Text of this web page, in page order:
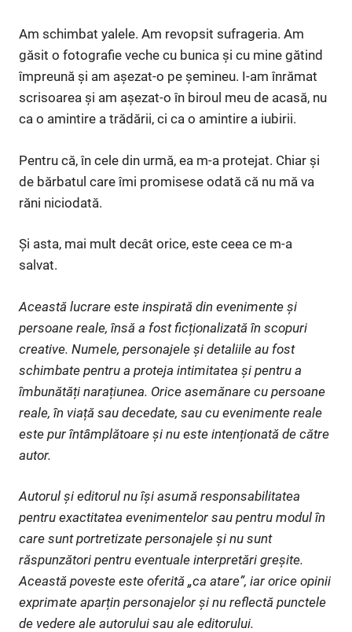
Am schimbat yalele. Am revopsit sufrageria. Am
găsit o fotografie veche cu bunica și cu mine gătind
împreună și am așezat-o pe șemineu. I-am înrămat
scrisoarea și am așezat-o în biroul meu de acasă, nu
ca o amintire a trădării, ci ca o amintire a iubirii.
Pentru că, în cele din urmă, ea m-a protejat. Chiar și
de bărbatul care îmi promisese odată că nu mă va
răni niciodată.
Și asta, mai mult decât orice, este ceea ce m-a
salvat.
Această lucrare este inspirată din evenimente și
persoane reale, însă a fost ficționalizată în scopuri
creative. Numele, personajele și detaliile au fost
schimbate pentru a proteja intimitatea și pentru a
îmbunătăți narațiunea. Orice asemănare cu persoane
reale, în viață sau decedate, sau cu evenimente reale
este pur întâmplătoare și nu este intenționată de către
autor.
Autorul și editorul nu își asumă responsabilitatea
pentru exactitatea evenimentelor sau pentru modul în
care sunt portretizate personajele și nu sunt
răspunzători pentru eventuale interpretări greșite.
Această poveste este oferită „ca atare”, iar orice opinii
exprimate aparțin personajelor și nu reflectă punctele
de vedere ale autorului sau ale editorului.